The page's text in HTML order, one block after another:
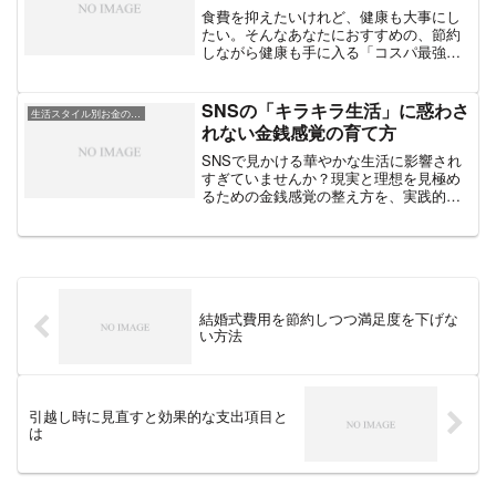
食費を抑えたいけれど、健康も大事にし
たい。そんなあなたにおすすめの、節約
しながら健康も手に入る「コスパ最強の
生活スタイル別お金の工夫
SNSの「キラキラ生活」に惑わさ
れない金銭感覚の育て方
SNSで見かける華やかな生活に影響され
すぎていませんか？現実と理想を見極め
るための金銭感覚の整え方を、実践的な
結婚式費用を節約しつつ満足度を下げな
い方法
引越し時に見直すと効果的な支出項目と
は